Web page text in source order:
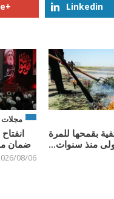
Linkedin
مجلات
ضمان
08/06
بقمحها للمرة
منذ سنوات...